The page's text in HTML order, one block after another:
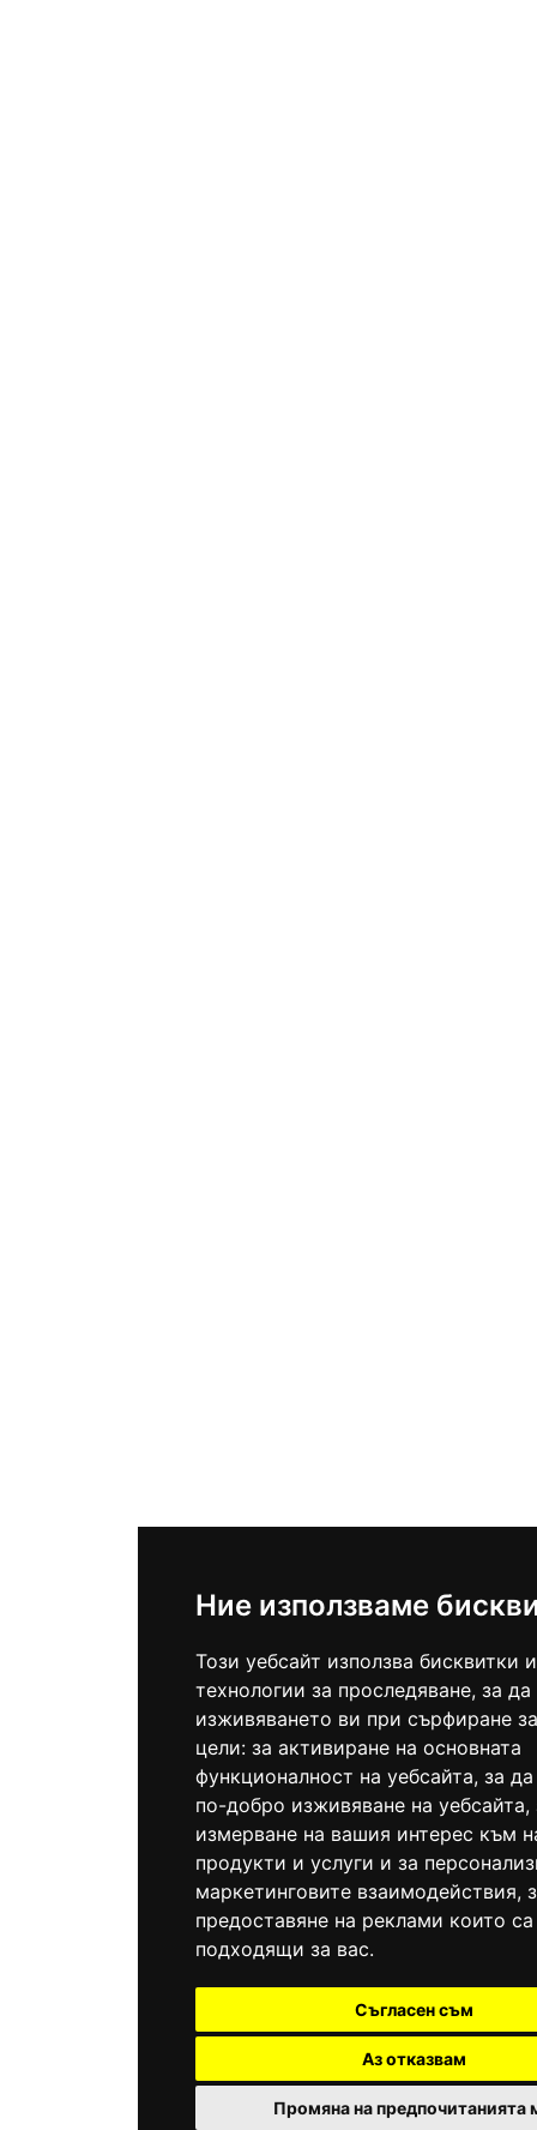
Ние използваме
Този уебсайт използва бисквитки
технологии за проследяване, за
изживяването ви при сърфиране
цели: за активиране на основната
функционалност на уебсайта, за
по-добро изживяване на уебсайта,
измерване на вашия интерес към
продукти и услуги и за
маркетинговите взаимодействия,
предоставяне на реклами които
подходящи за вас.
Съгласен съм
Аз отказвам
Промяна на предпочитанията